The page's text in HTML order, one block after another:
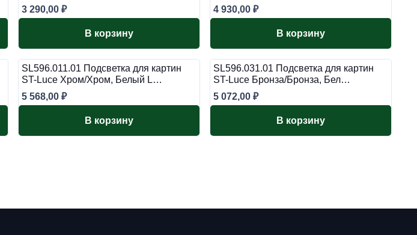
3 290,00 ₽
В корзину
4 930,00 ₽
В корзину
SL596.011.01 Подсветка для картин
ST-Luce Хром/Хром, Белый L…
5 568,00 ₽
В корзину
SL596.031.01 Подсветка для картин
ST-Luce Бронза/Бронза, Бел…
5 072,00 ₽
В корзину